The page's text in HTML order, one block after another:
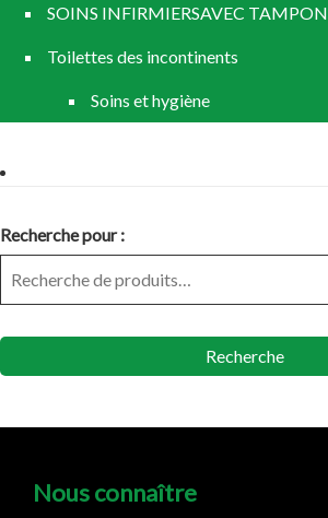
SOINS INFIRMIERSAVEC TAMPON
Toilettes des incontinents
Soins et hygiène
Recherche pour :
Recherche
Nous connaître